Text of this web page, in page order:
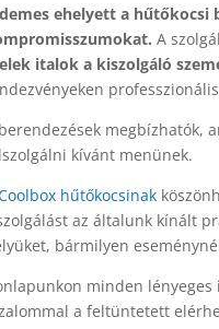
ehelyett a hűtőkocsi
A
italok a kiszolgáló
megbízhatók,
kívánt menünek.
hűtőkocsinak
az általunk kínált
bármilyen
minden
a feltüntetett